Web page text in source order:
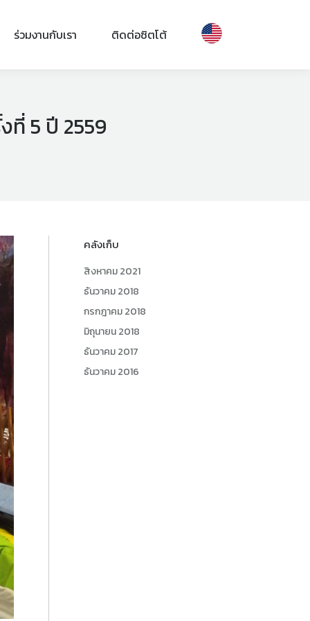
ร่วมงานกับเรา ติดต่อซิตโต้
5 ปี 2559
คลังเก็บ
สิงหาคม 2021
ธันวาคม 2018
กรกฎาคม 2018
มิถุนายน 2018
ธันวาคม 2017
ธันวาคม 2016